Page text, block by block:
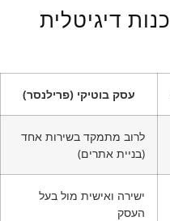
דיגיטלית
עסק בוטיקי (פרילנסר)
לרוב מתמקד בשירות אחד
(בניית אתרים)
ישירה ואישית מול בעל
העסק